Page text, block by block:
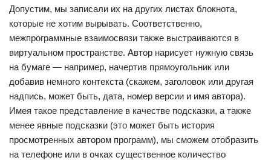
Допустим, мы записали их на других листах блокнота,
которые не хотим вырывать. Соответственно,
межпрограммные взаимосвязи также выстраиваются в
виртуальном пространстве. Автор нарисует нужную связь
на бумаге — например, начертив прямоугольник или
добавив немного контекста (скажем, заголовок или другая
надпись, может быть, дата, номер версии и имя автора).
Имея такое представление в качестве подсказки, а также
менее явные подсказки (это может быть история
просмотренных автором программ), мы сможем отобразить
на телефоне или в очках существенное количество